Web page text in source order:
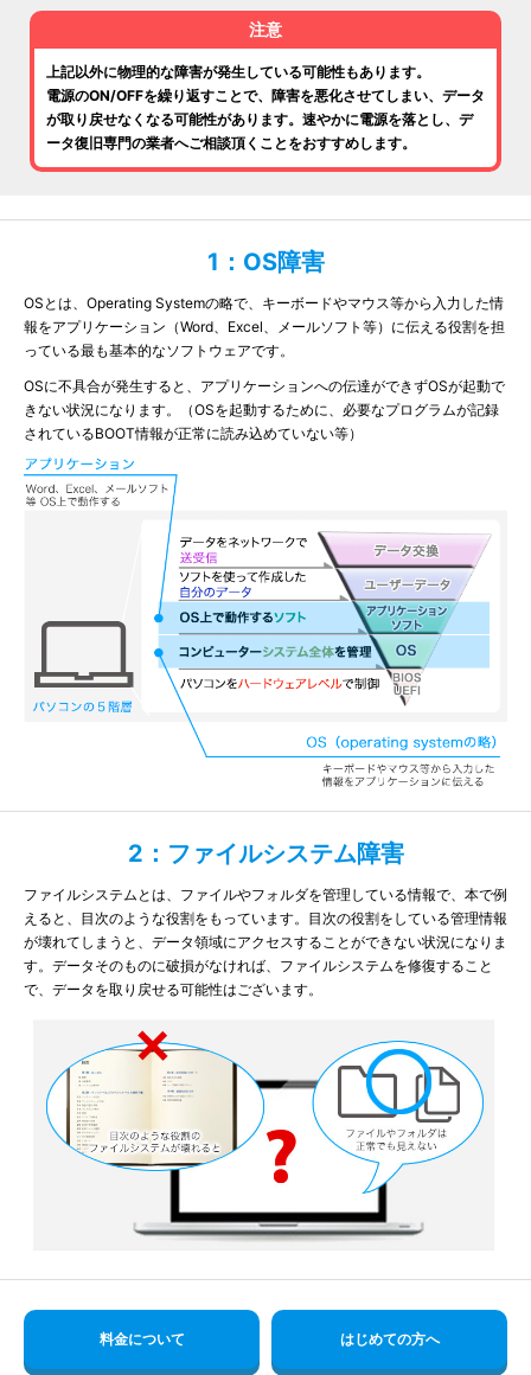
注意
上記以外に物理的な障害が発生している可能性もあります。
電源のON/OFFを繰り返すことで、障害を悪化させてしまい、データ
が取り戻せなくなる可能性があります。速やかに電源を落とし、デ
ータ復旧専門の業者へご相談頂くことをおすすめします。
1：OS障害
OSとは、Operating Systemの略で、キーボードやマウス等から入力した情
報をアプリケーション（Word、Excel、メールソフト等）に伝える役割を担
っている最も基本的なソフトウェアです。
OSに不具合が発生すると、アプリケーションへの伝達ができずOSが起動で
きない状況になります。（OSを起動するために、必要なプログラムが記録
されているBOOT情報が正常に読み込めていない等）
2：ファイルシステム障害
ファイルシステムとは、ファイルやフォルダを管理している情報で、本で例
えると、目次のような役割をもっています。目次の役割をしている管理情報
が壊れてしまうと、データ領域にアクセスすることができない状況になりま
す。データそのものに破損がなければ、ファイルシステムを修復すること
で、データを取り戻せる可能性はございます。
料金について はじめての方へ